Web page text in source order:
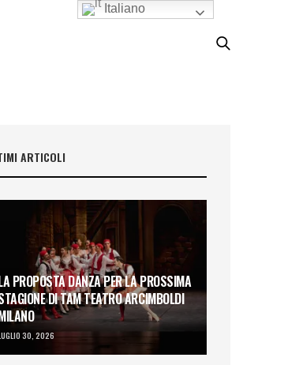
ARTICOLI
PROPOSTA DANZA PER LA PROSSIMA
DI TAM TEATRO ARCIMBOLDI
30, 2026
Italiano